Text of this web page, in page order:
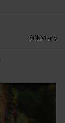
SökMeny